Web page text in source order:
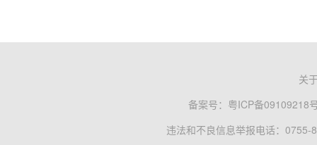
关
备案号： 粤ICP备09109218
违法和不良信息举报电话：0755-